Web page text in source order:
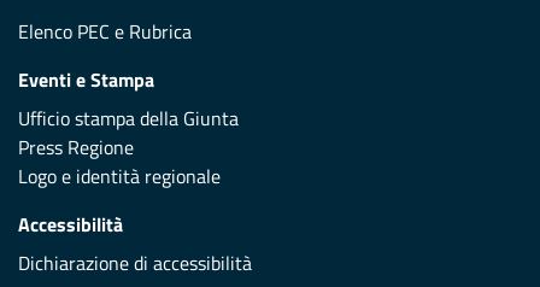
Elenco PEC e Rubrica
Eventi e Stampa
Ufficio stampa della Giunta
Press Regione
Logo e identità regionale
Accessibilità
Dichiarazione di accessibilità